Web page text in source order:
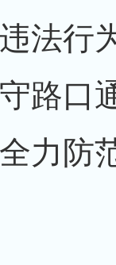
法行
路口
力防